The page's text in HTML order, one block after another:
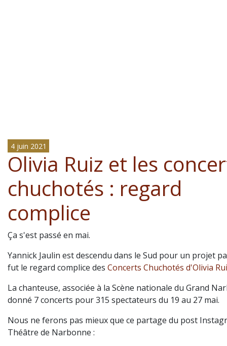
4 juin 2021
Olivia Ruiz et les
chuchotés : regard
complice
Ça s'est passé en mai.
Yannick Jaulin est descendu dans le Sud pour un projet
fut le regard complice des Concerts Chuchotés d'Olivia
La chanteuse, associée à la Scène nationale du Grand
donné 7 concerts pour 315 spectateurs du 19 au 27 mai.
Nous ne ferons pas mieux que ce partage du post
Théâtre de Narbonne :